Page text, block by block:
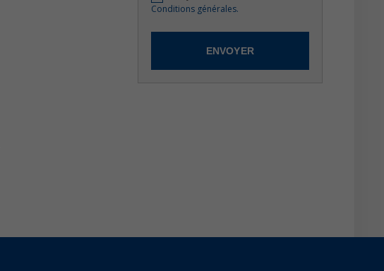
Conditions générales.